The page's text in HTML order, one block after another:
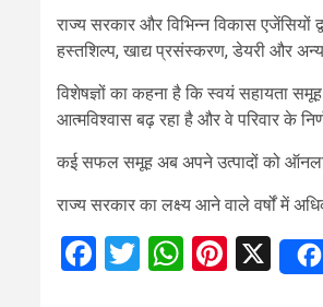
राज्य सरकार और विभिन्न विकास एजेंसियों
हस्तशिल्प, खाद्य प्रसंस्करण, डेयरी और अन्य
विशेषज्ञों का कहना है कि स्वयं सहायता
आत्मविश्वास बढ़ रहा है और वे परिवार के
कई सफल समूह अब अपने उत्पादों को
राज्य सरकार का लक्ष्य आने वाले वर्षों में
Facebook
Twitter X